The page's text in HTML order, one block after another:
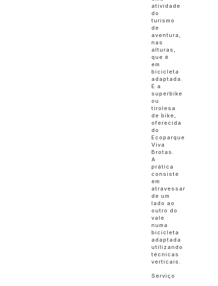
atividade
do
turismo
de
aventura,
nas
alturas,
que é
em
bicicleta
adaptada.
É a
superbike
ou
tirolesa
de bike,
oferecida
do
Ecoparque
Viva
Brotas.
A
prática
consiste
em
atravessar
de um
lado ao
outro do
vale
numa
bicicleta
adaptada
utilizando
técnicas
verticais.
Serviço